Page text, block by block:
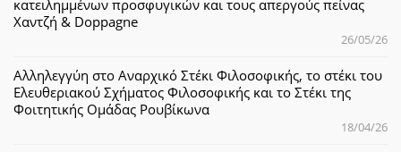
κατειλημμένων προσφυγικών και τους απεργούς πείνας
Χαντζή & Doppagne
26/05/26
Αλληλεγγύη στο Αναρχικό Στέκι Φιλοσοφικής, το στέκι του
Ελευθεριακού Σχήματος Φιλοσοφικής και το Στέκι της
Φοιτητικής Ομάδας Ρουβίκωνα
18/04/26